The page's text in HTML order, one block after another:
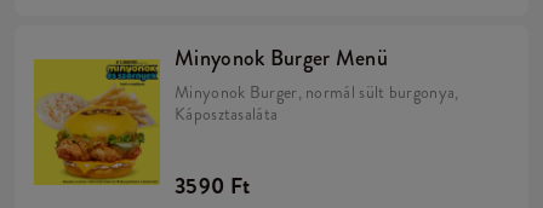
Minyonok Burger Menü
Minyonok Burger, normál sült burgonya,
Káposztasaláta
3590 Ft